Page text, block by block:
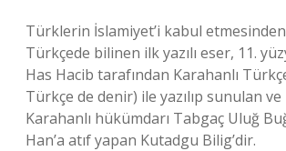
Türklerin İslamiyet’i kabul
Türkçede bilinen ilk yazılı eser, 11.
Has Hacib tarafından Karahanlı
Türkçe de denir) ile yazılıp sunulan
Karahanlı hükümdarı Tabgaç Uluğ
Han’a atıf yapan Kutadgu Bilig’dir.